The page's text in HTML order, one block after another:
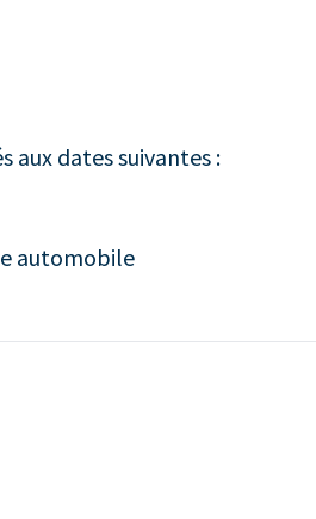
aux dates suivantes :
automobile